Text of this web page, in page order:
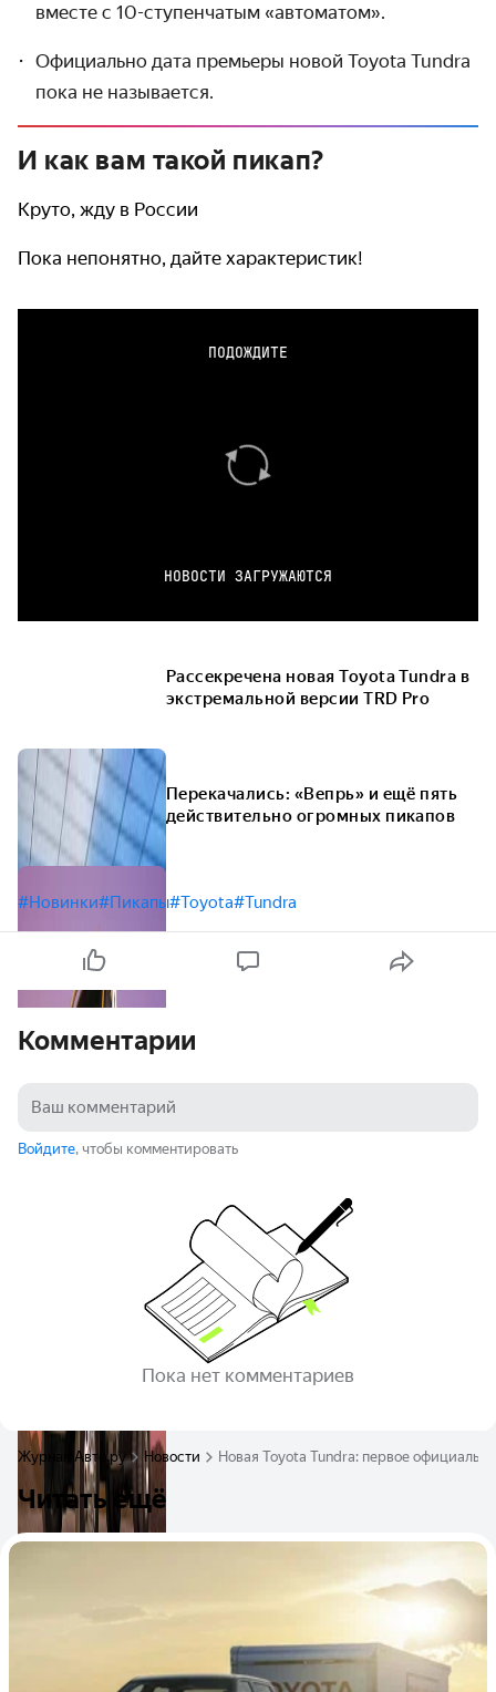
вместе с 10-ступенчатым «автоматом».
Официально дата премьеры новой Toyota Tundra
пока не называется.
И как вам такой пикап?
Круто, жду в России
Пока непонятно, дайте характеристик!
ПОДОЖДИТЕ
НОВОСТИ ЗАГРУЖАЮТСЯ
Рассекречена новая Toyota Tundra в
экстремальной версии TRD Pro
Перекачались: «Вепрь» и ещё пять
действительно огромных пикапов
#Новинки#Пикапы#Toyota#Tundra
Комментарии
Войдите, чтобы комментировать
Пока нет комментариев
Журнал Авто.ру Новости Новая Toyota Tundra: первое
Читать ещё